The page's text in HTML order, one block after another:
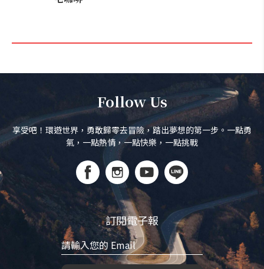
Follow Us
享受吧！環遊世界，勇敢歸零去冒險，踏出夢想的第一步。一點勇
氣，一點熱情，一點快樂，一點挑戰
訂閱電子報